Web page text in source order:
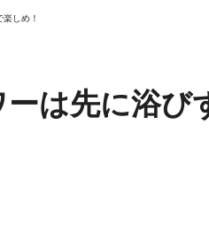
しめ！
ーは先に浴び